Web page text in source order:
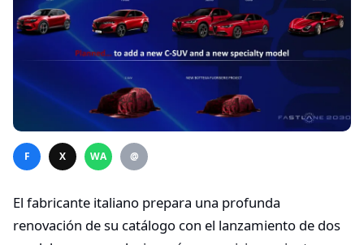
F X WA @
El fabricante italiano prepara una profunda
renovación de su catálogo con el lanzamiento de dos